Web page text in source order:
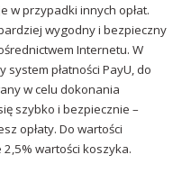
w przypadki innych opłat.
wygodny i bezpieczny
Internetu. W
płatności PayU, do
w celu dokonania
szybko i bezpiecznie –
opłaty. Do wartości
wartości koszyka.